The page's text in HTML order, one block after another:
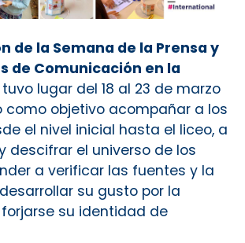
de la Semana de la Prensa y
de Comunicación en la
lugar del 18 al 23 de marzo
como objetivo acompañar a los
el nivel inicial hasta el liceo, a
descifrar el universo de los
a verificar las fuentes y la
su gusto por la
su identidad de